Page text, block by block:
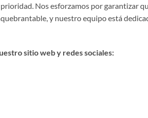
Nos esforzamos por garantizar
y nuestro equipo está
sitio web y redes sociales: